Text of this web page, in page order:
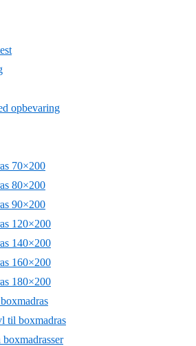
opbevaring
70×200
80×200
90×200
120×200
140×200
160×200
180×200
til boxmadras